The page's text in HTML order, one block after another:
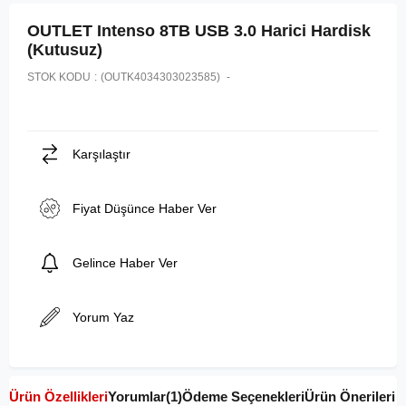
OUTLET Intenso 8TB USB 3.0 Harici Hardisk
(Kutusuz)
STOK KODU (OUTK4034303023585)
Karşılaştır
Fiyat Düşünce Haber Ver
Gelince Haber Ver
Yorum Yaz
Ürün ÖzellikleriYorumlar(1)Ödeme SeçenekleriÜrün Önerileri